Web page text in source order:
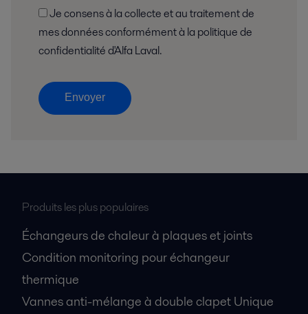
mes données conformément à la politique de
confidentialité d'Alfa Laval.
Envoyer
Produits les plus populaires
Échangeurs de chaleur à plaques et joints
Condition monitoring pour échangeur
thermique
Vannes anti-mélange à double clapet Unique